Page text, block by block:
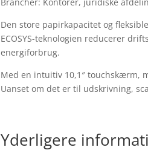
Den store papirkapacitet og
ECOSYS-teknologien reducerer
energiforbrug.
Med en intuitiv 10,1″ touchskærm,
Uanset om det er til udskrivning,
Yderligere